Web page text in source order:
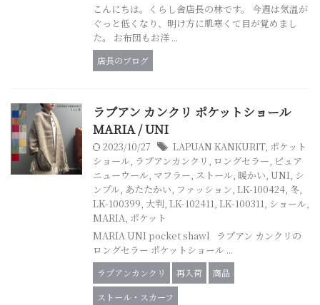
こんにちは。くらし舎店長の林です。 今週は気温が
ぐっと低くなり、明け方に肌寒くて目が覚めまし
た。 お布団もお洋 ...
店長のブログ
ラプアン カンクリ ポケットショール
MARIA / UNI
2023/10/27 LAPUAN KANKURIT, ポケット
ショール, ラプアンカンクリ , ロングセラー, ピュア
ニューウール, マフラー, ストール, 暖かい, UNI, シ
ンプル, あたたかい, ファッション, LK-100424, 冬,
LK-100399, 大判, LK-102411, LK-100311, ショール,
MARIA, ポケット
MARIA UNI pocket shawl ラプアン カンクリの
ロングセラー ポケットショール ...
ラプアンカンクリ 再入荷
商品
ストール・スカーフ